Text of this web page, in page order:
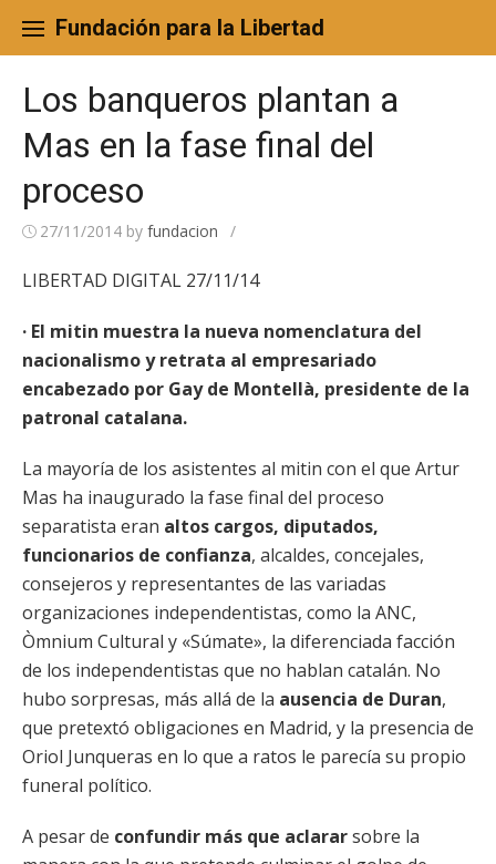
content
Fundación para la Libertad
Los banqueros plantan a
Mas en la fase final del
proceso
27/11/2014 by fundacion /
LIBERTAD DIGITAL 27/11/14
· El mitin muestra la nueva nomenclatura del
nacionalismo y retrata al empresariado
encabezado por Gay de Montellà, presidente de la
patronal catalana.
La mayoría de los asistentes al mitin con el que Artur
Mas ha inaugurado la fase final del proceso
separatista eran altos cargos, diputados,
funcionarios de confianza, alcaldes, concejales,
consejeros y representantes de las variadas
organizaciones independentistas, como la ANC,
Òmnium Cultural y «Súmate», la diferenciada facción
de los independentistas que no hablan catalán. No
hubo sorpresas, más allá de la ausencia de Duran,
que pretextó obligaciones en Madrid, y la presencia de
Oriol Junqueras en lo que a ratos le parecía su propio
funeral político.
A pesar de confundir más que aclararsobre la